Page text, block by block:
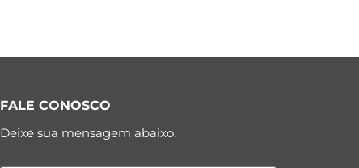
FALE CONOSCO
Deixe sua mensagem abaixo.